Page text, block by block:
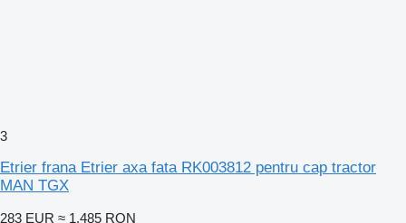
3
Etrier frana Etrier axa fata RK003812 pentru cap tractor
MAN TGX
283 EUR ≈ 1.485 RON